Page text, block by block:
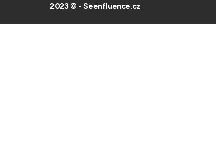
2023 © - Seenfluence.cz